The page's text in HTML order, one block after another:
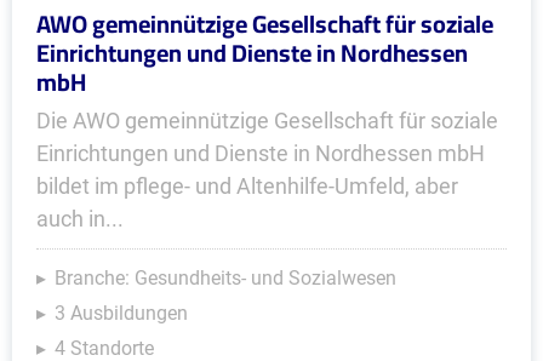
AWO gemeinnützige Gesellschaft für soziale
Einrichtungen und Dienste in Nordhessen
mbH
Die AWO gemeinnützige Gesellschaft für soziale
Einrichtungen und Dienste in Nordhessen mbH
bildet im pflege- und Altenhilfe-Umfeld, aber
auch in...
Branche: Gesundheits- und Sozialwesen
3 Ausbildungen
4 Standorte